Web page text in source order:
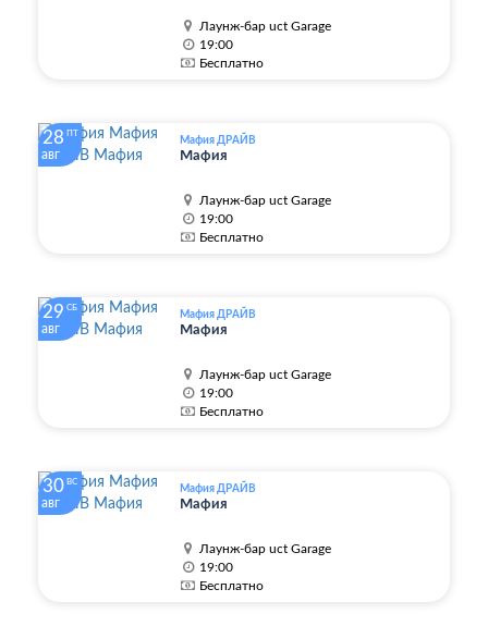
Лаунж-бар uct Garage
19:00
Бесплатно
28 ПТ
авг
Мафия ДРАЙВ
Мафия
Лаунж-бар uct Garage
19:00
Бесплатно
29 СБ
авг
Мафия ДРАЙВ
Мафия
Лаунж-бар uct Garage
19:00
Бесплатно
30 ВС
авг
Мафия ДРАЙВ
Мафия
Лаунж-бар uct Garage
19:00
Бесплатно